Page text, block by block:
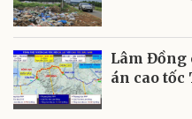
Lâm Đồng
án cao tốc